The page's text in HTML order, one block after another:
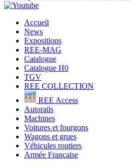
Accueil
News
Expositions
REE-MAG
Catalogue
Catalogue H0
TGV
REE COLLECTION
REE Access
Autorails
Machines
Voitures et fourgons
Wagons et grues
Véhicules routiers
Armée Française